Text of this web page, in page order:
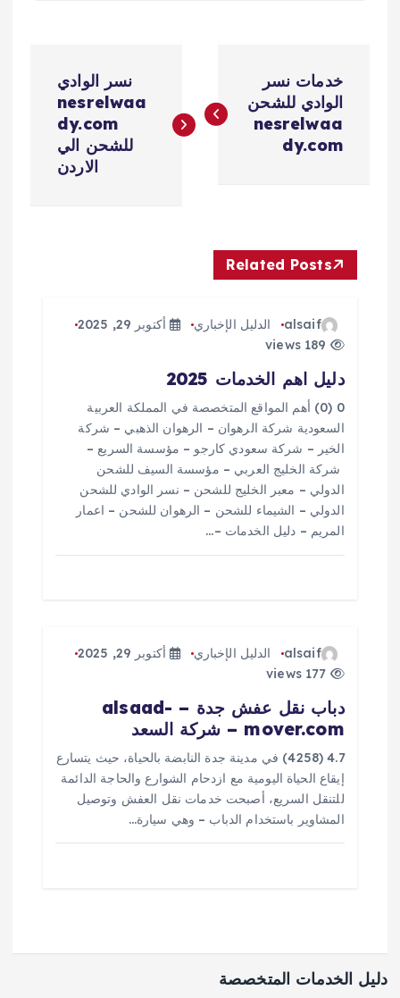
ص
ت
خدمات نسر
الوادي للشحن
nesrelwaa
dy.com
نسر الوادي
nesrelwaa
dy.com
للشحن الي
الاردن
Related Posts
alsaif الدليل الإخباري
أكتوبر 29, 2025
دليل اهم الخدمات 2025
0 (0) أهم المواقع المتخصصة في المملكة العربية
السعودية شركة الرهوان – الرهوان الذهبي – شركة
الخير – شركة سعودي كارجو – مؤسسة السريع –
شركة الخليج العربي – مؤسسة السيف للشحن
الدولي – معبر الخليج للشحن – نسر الوادي للشحن
الدولي – الشيماء للشحن – الرهوان للشحن – اعمار
المريم – دليل الخدمات –…
alsaif الدليل الإخباري
أكتوبر 29, 2025
دباب نقل عفش جدة – alsaad-
mover.com – شركة السعد
4.7 (4258) في مدينة جدة النابضة بالحياة، حيث يتسارع
إيقاع الحياة اليومية مع ازدحام الشوارع والحاجة الدائمة
للتنقل السريع، أصبحت خدمات نقل العفش وتوصيل
المشاوير باستخدام الدباب – وهي سيارة…
دليل الخدمات المتخصصة